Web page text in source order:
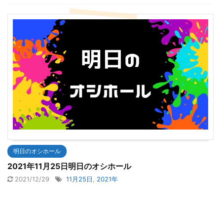
明日のオシホール
2021年11月25日明日のオシホール
2021/12/29 11月25日 2021年